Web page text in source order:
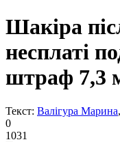
Шакіра
несплаті
штраф 7,3
Текст: Валігура Марина
0
1031